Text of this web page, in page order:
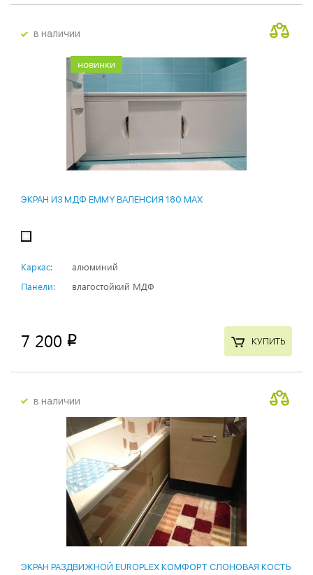
в наличии
новинки
ЭКРАН ИЗ МДФ EMMY ВАЛЕНСИЯ 180 MAX
Каркас:
алюминий
Панели:
влагостойкий МДФ
7 200 p КУПИТЬ
в наличии
ЭКРАН РАЗДВИЖНОЙ EUROPLEX КОМФОРТ СЛОНОВАЯ КОСТЬ